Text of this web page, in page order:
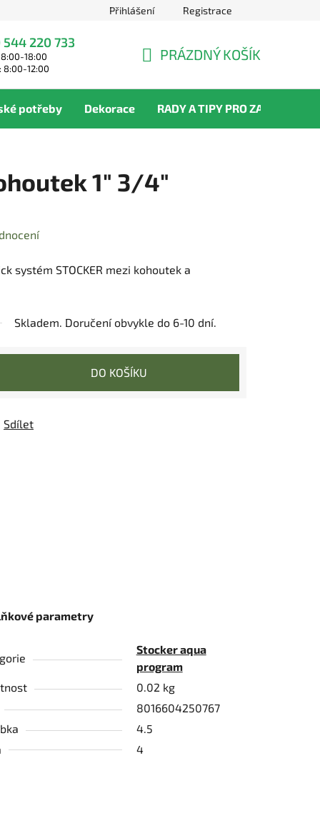
Přihlášení Registrace
220 733
18:00
8:00-12:00
KOŠÍK
PRÁZDNÝ KOŠÍK
potřeby Dekorace RADY A TIPY PRO ZAHRADNÍKY
1" 3/4"
systém STOCKER mezi kohoutek a
Skladem. Doručení obvykle do 6-10 dní.
DO KOŠÍKU
Sdílet
parametry
Stocker aqua
program
0.02 kg
8016604250767
4.5
4